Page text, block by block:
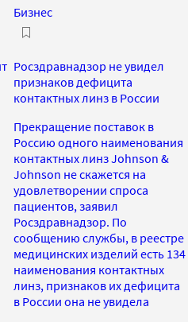
Бизнес
Росздравнадзор не увидел
признаков дефицита
контактных линз в России
Прекращение поставок в
Россию одного наименования
контактных линз Johnson &
Johnson не скажется на
удовлетворении спроса
пациентов, заявил
Росздравнадзор. По
сообщению службы, в реестре
медицинских изделий есть 134
наименования контактных
линз, признаков их дефицита
в России она не увидела